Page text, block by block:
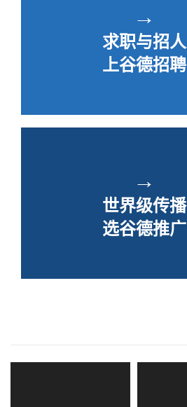
→
求职与招人
上谷德招聘
→
世界级传播
选谷德推广